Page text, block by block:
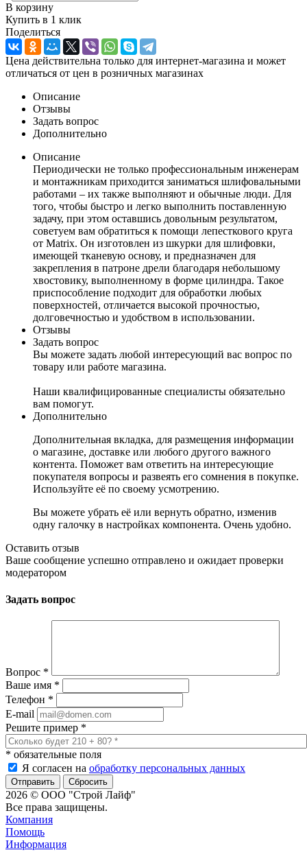
В корзину
Купить в 1 клик
Поделиться
Цена действительна только для интернет-магазина и может
отличаться от цен в розничных магазинах
Описание
Отзывы
Задать вопрос
Дополнительно
Описание
Периодически не только профессиональным инженерам
и монтажникам приходится заниматься шлифовальными
работами – их также выполняют и обычные люди. Для
того, чтобы быстро и легко выполнить поставленную
задачу, при этом оставшись довольным результатом,
советуем вам обратиться к помощи лепесткового круга
от Matrix. Он изготовлен из шкурки для шлифовки,
имеющей тканевую основу, и предназначен для
закрепления в патроне дрели благодаря небольшому
хвостовику, выполненному в форме цилиндра. Такое
приспособление подходит для обработки любых
поверхностей, отличается высокой прочностью,
долговечностью и удобством в использовании.
Отзывы
Задать вопрос
Вы можете задать любой интересующий вас вопрос по
товару или работе магазина.
Наши квалифицированные специалисты обязательно
вам помогут.
Дополнительно
Дополнительная вкладка, для размещения информации
о магазине, доставке или любого другого важного
контента. Поможет вам ответить на интересующие
покупателя вопросы и развеять его сомнения в покупке.
Используйте её по своему усмотрению.
Вы можете убрать её или вернуть обратно, изменив
одну галочку в настройках компонента. Очень удобно.
Оставить отзыв
Ваше сообщение успешно отправлено и ожидает проверки
модератором
Задать вопрос
Вопрос *
Ваше имя *
Телефон *
E-mail
Решите пример *
* обязательные поля
Я согласен на обработку персональных данных
Сбросить
2026 © ООО "Строй Лайф"
Все права защищены.
Компания
Помощь
Информация